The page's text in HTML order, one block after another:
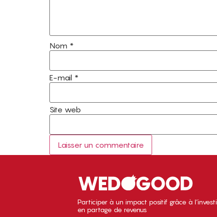
Nom *
E-mail *
Site web
Participer à un impact positif grâce à
en partage de revenus